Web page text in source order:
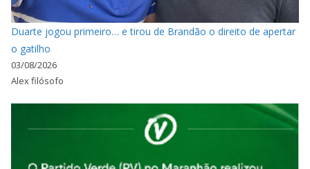
Duarte jogou primeiro… e tirou de Brandão o direito de apertar
o gatilho
03/08/2026
Alex filósofo